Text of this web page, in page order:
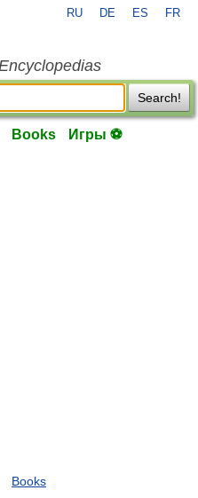
RU DE ES FR
Search!
Books Игры ⚽
Books